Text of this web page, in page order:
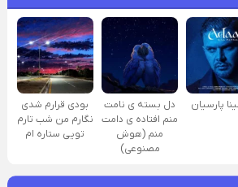
پارسیان
دل بسته ی نامت
منم افتاده ی دامت
منم (هوش
مصنوعی)
بودی قرارم شدی
نگارم من شب تارم
تویی ستاره ام